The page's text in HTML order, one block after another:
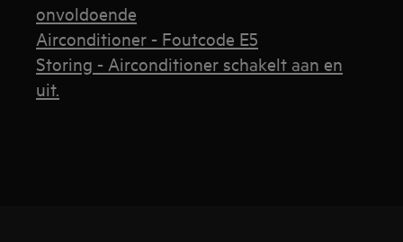
onvoldoende
Airconditioner - Foutcode E5
Storing - Airconditioner schakelt aan en
uit.